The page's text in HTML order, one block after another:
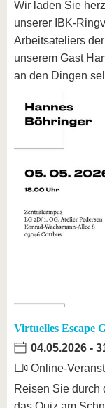
Wir laden Sie
unserer IBK-
Arbeitsateliers
unserem Gast
an den Dingen
Virtuelles Escape
04.05.2026 -
Online-
Reisen Sie durch